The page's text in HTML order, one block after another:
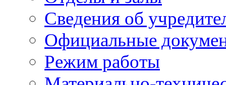
Сведения об
Официальные
Режим работы